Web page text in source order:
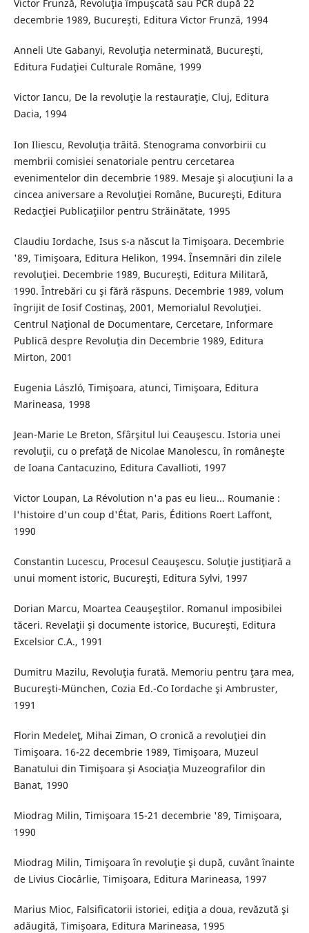
Victor Frunză, Revoluţia împuşcată sau PCR după 22
decembrie 1989, Bucureşti, Editura Victor Frunză, 1994
Anneli Ute Gabanyi, Revoluţia neterminată, Bucureşti,
Editura Fudaţiei Culturale Române, 1999
Victor Iancu, De la revoluţie la restauraţie, Cluj, Editura
Dacia, 1994
Ion Iliescu, Revoluţia trăită. Stenograma convorbirii cu
membrii comisiei senatoriale pentru cercetarea
evenimentelor din decembrie 1989. Mesaje şi alocuţiuni la a
cincea aniversare a Revoluţiei Române, Bucureşti, Editura
Redacţiei Publicaţiilor pentru Străinătate, 1995
Claudiu Iordache, Isus s-a născut la Timişoara. Decembrie
'89, Timişoara, Editura Helikon, 1994. Însemnări din zilele
revoluţiei. Decembrie 1989, Bucureşti, Editura Militară,
1990. Întrebări cu şi fără răspuns. Decembrie 1989, volum
îngrijit de Iosif Costinaş, 2001, Memorialul Revoluţiei.
Centrul Naţional de Documentare, Cercetare, Informare
Publică despre Revoluţia din Decembrie 1989, Editura
Mirton, 2001
Eugenia László, Timişoara, atunci, Timişoara, Editura
Marineasa, 1998
Jean-Marie Le Breton, Sfârşitul lui Ceauşescu. Istoria unei
revoluţii, cu o prefaţă de Nicolae Manolescu, în româneşte
de Ioana Cantacuzino, Editura Cavallioti, 1997
Victor Loupan, La Révolution n'a pas eu lieu... Roumanie :
l'histoire d'un coup d'État, Paris, Éditions Roert Laffont,
1990
Constantin Lucescu, Procesul Ceauşescu. Soluţie justiţiară a
unui moment istoric, Bucureşti, Editura Sylvi, 1997
Dorian Marcu, Moartea Ceauşeştilor. Romanul imposibilei
tăceri. Revelaţii şi documente istorice, Bucureşti, Editura
Excelsior C.A., 1991
Dumitru Mazilu, Revoluţia furată. Memoriu pentru ţara mea,
Bucureşti-München, Cozia Ed.-Co Iordache şi Ambruster,
1991
Florin Medeleţ, Mihai Ziman, O cronică a revoluţiei din
Timişoara. 16-22 decembrie 1989, Timişoara, Muzeul
Banatului din Timişoara şi Asociaţia Muzeografilor din
Banat, 1990
Miodrag Milin, Timişoara 15-21 decembrie '89, Timişoara,
1990
Miodrag Milin, Timişoara în revoluţie şi după, cuvânt înainte
de Livius Ciocârlie, Timişoara, Editura Marineasa, 1997
Marius Mioc, Falsificatorii istoriei, ediţia a doua, revăzută şi
adăugită, Timişoara, Editura Marineasa, 1995